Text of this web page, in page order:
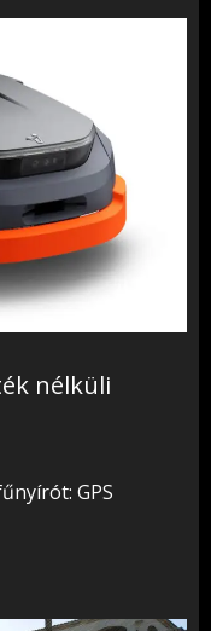
nélküli
GPS